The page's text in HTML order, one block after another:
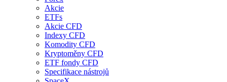
Akcie
ETFs
Akcie CFD
Indexy CFD
Komodity CFD
Kryptoměny CFD
ETF fondy CFD
Specifikace nástrojů